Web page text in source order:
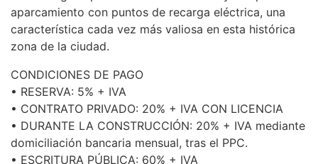
aparcamiento con puntos de recarga eléctrica, una
característica cada vez más valiosa en esta histórica
zona de la ciudad.
CONDICIONES DE PAGO
• RESERVA: 5% + IVA
• CONTRATO PRIVADO: 20% + IVA CON LICENCIA
• DURANTE LA CONSTRUCCIÓN: 20% + IVA mediante
domiciliación bancaria mensual, tras el PPC.
• ESCRITURA PÚBLICA: 60% + IVA